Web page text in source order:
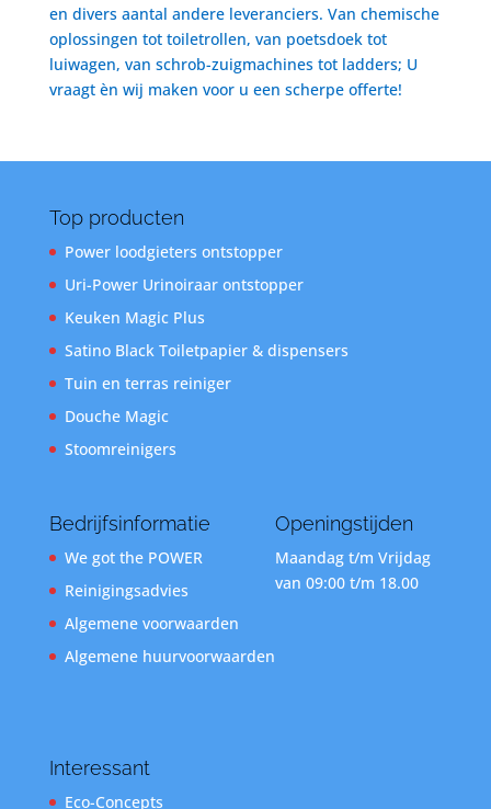
en divers aantal andere leveranciers. Van chemische
oplossingen tot toiletrollen, van poetsdoek tot
luiwagen, van schrob-zuigmachines tot ladders; U
vraagt èn wij maken voor u een scherpe offerte!
Top producten
Power loodgieters ontstopper
Uri-Power Urinoiraar ontstopper
Keuken Magic Plus
Satino Black Toiletpapier & dispensers
Tuin en terras reiniger
Douche Magic
Stoomreinigers
Bedrijfsinformatie
We got the POWER
Reinigingsadvies
Algemene voorwaarden
Algemene huurvoorwaarden
Openingstijden
Maandag t/m Vrijdag
van 09:00 t/m 18.00
Interessant
Eco-Concepts